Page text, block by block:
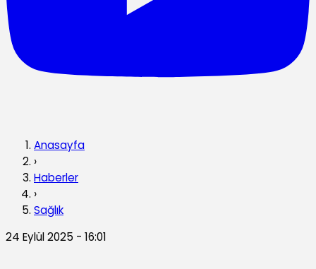
Anasayfa
›
Haberler
›
Sağlık
24 Eylül 2025 - 16:01